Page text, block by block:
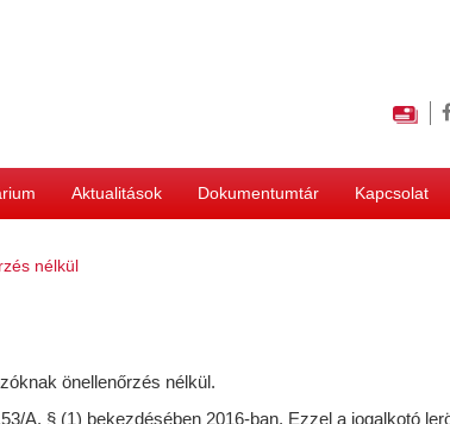
Aktualitások Dokumentumtár Kapcsolat
nélkül
önellenőrzés nélkül.
A. § (1) bekezdésében 2016-ban. Ezzel a jogalkotó